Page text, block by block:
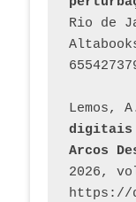
Rio de
Lemos,
digitais
Arcos
2026,
https://